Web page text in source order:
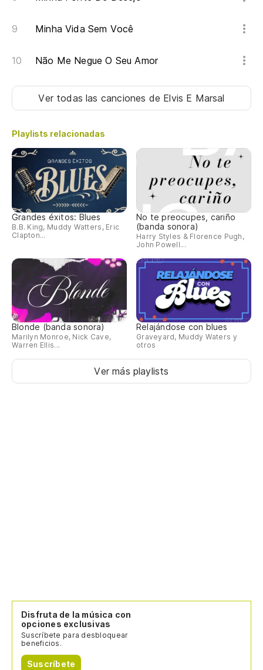
Minha Vida Sem Você
Não Me Negue O Seu Amor
Ver todas las canciones de Elvis E Marsal
Playlists relacionadas
Grandes éxitos: Blues
B.B. King, Muddy Watters, Eric
Clapton...
No te preocupes, cariño
(banda sonora)
Harry Styles & Florence Pugh,
John Powell...
Blonde (banda sonora)
Marilyn Monroe, Nick Cave,
Warren Ellis...
Relajándose con blues
Graveyard, Muddy Waters y
otros
Ver más playlists
Disfruta de la música con
opciones exclusivas
Suscríbete para desbloquear
beneficios.
Suscríbete